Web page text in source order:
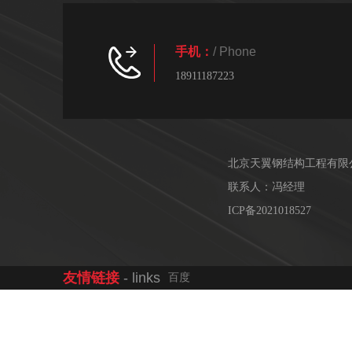
手机： / Phone
18911187223
北京天翼钢结构工程有限
联系人：冯经理
ICP备2021018527
友情链接 - links 百度